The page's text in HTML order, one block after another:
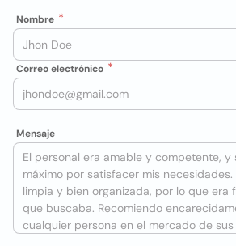
Nombre
Correo electrónico
Mensaje